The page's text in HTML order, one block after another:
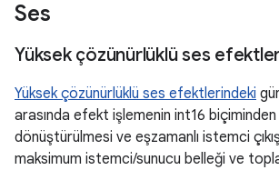
Ses
Yüksek çözünürlüklü ses
Yüksek çözünürlüklü ses efektlerindeki
arasında efekt işlemenin int16
dönüştürülmesi ve eşzamanlı istemci
maksimum istemci/sunucu belleği ve